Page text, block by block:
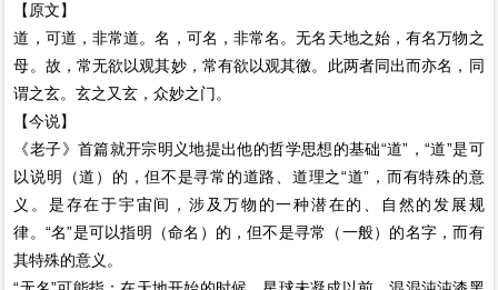
【原文】
道，可道，非常道。名，可名，非常名。无名天地之始，有名万物之
母。故，常无欲以观其妙，常有欲以观其徼。此两者同出而亦名，同
谓之玄。玄之又玄，众妙之门。
【今说】
《老子》首篇就开宗明义地提出他的哲学思想的基础“道”，“道”是可
以说明（道）的，但不是寻常的道路、道理之“道”，而有特殊的意
义。是存在于宇宙间，涉及万物的一种潜在的、自然的发展规
律。“名”是可以指明（命名）的，但不是寻常（一般）的名字，而有
其特殊的意义。